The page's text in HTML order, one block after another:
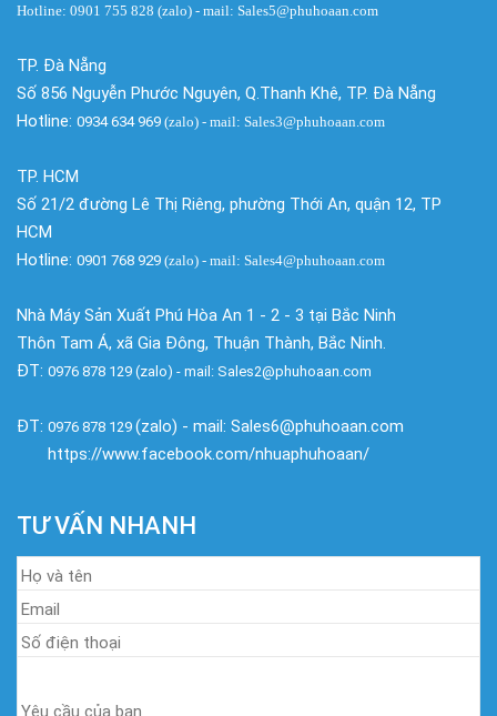
Hotline: 0901 755 828 (zalo) - mail: Sales5@phuhoaan.com
TP. Đà Nẵng
Số 856 Nguyễn Phước Nguyên, Q.Thanh Khê, TP. Đà Nẵng
Hotline: 0934 634 969 (zalo) - mail: Sales3@phuhoaan.com
TP. HCM
Số 21/2 đường Lê Thị Riêng, phường Thới An, quận 12, TP
HCM
Hotline: 0901 768 929 (zalo) - mail: Sales4@phuhoaan.com
Nhà Máy Sản Xuất Phú Hòa An 1 - 2 - 3 tại Bắc Ninh
Thôn Tam Á, xã Gia Đông, Thuận Thành, Bắc Ninh.
ĐT: 0976 878 129 (zalo) - mail: Sales2@phuhoaan.com
ĐT: 0976 878 129 (zalo) - mail: Sales6@phuhoaan.com
https://www.facebook.com/nhuaphuhoaan/
TƯ VẤN NHANH